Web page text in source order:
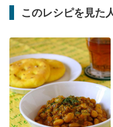
このレシピを見た